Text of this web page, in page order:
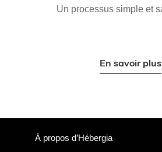
Un processus simple et
En savoir plus
À propos d’Hébergia